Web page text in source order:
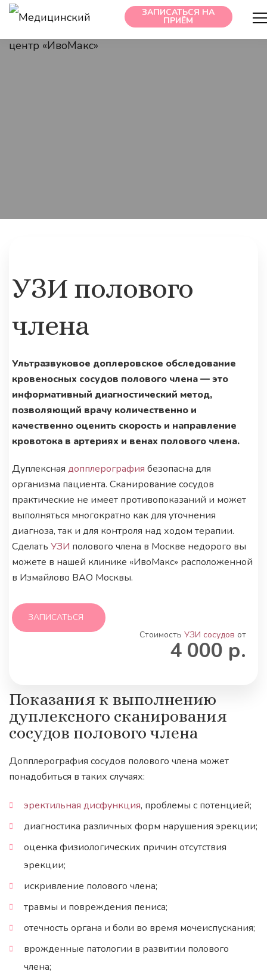
ЗАПИСАТЬСЯ НА
ПРИЁМ
УЗИ полового
члена
Ультразвуковое доплеровское обследование
кровеносных сосудов полового члена — это
информативный диагностический метод,
позволяющий врачу количественно и
качественно оценить скорость и направление
кровотока в артериях и венах полового члена.
Дуплексная допплерография безопасна для
организма пациента. Сканирование сосудов
практические не имеет противопоказаний и может
выполняться многократно как для уточнения
диагноза, так и для контроля над ходом терапии.
Сделать УЗИ полового члена в Москве недорого вы
можете в нашей клинике «ИвоМакс» расположенной
в Измайлово ВАО Москвы.
ЗАПИСАТЬСЯ
Стоимость УЗИ сосудов от
4 000 р.
Показания к выполнению
дуплексного сканирования
сосудов полового члена
Допплерография сосудов полового члена может
понадобиться в таких случаях:
эректильная дисфункция, проблемы с потенцией;
диагностика различных форм нарушения эрекции;
оценка физиологических причин отсутствия
эрекции;
искривление полового члена;
травмы и повреждения пениса;
отечность органа и боли во время мочеиспускания;
врожденные патологии в развитии полового
члена;
На нашем сайте используются куки-файлы, потому что без
них всё плохо работает. А с ними — хорошо. Нажмите на
кнопку «Согласен», если согласны с